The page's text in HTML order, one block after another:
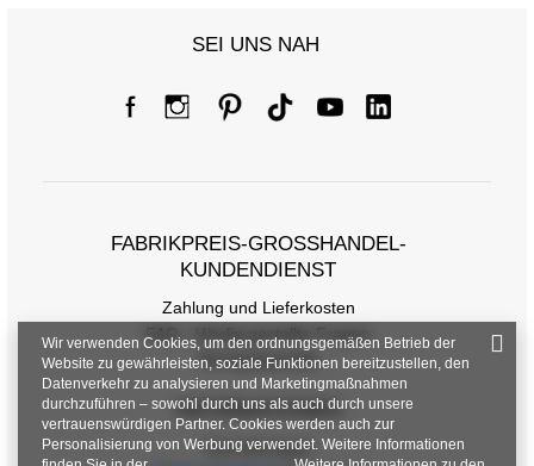
SEI UNS NAH
FABRIKPREIS-GROSSHANDEL-K
UNDENDIENST
Zahlung und Lieferkosten
FAQ - Häufig gestellte Fragen
Rückgabepolitik
INFORMATIONEN
Verordnungen
Wir verwenden Cookies, um den ordnungsgemäßen Betrieb der
Website zu gewährleisten, soziale Funktionen bereitzustellen, den
Datenverkehr zu analysieren und Marketingmaßnahmen
durchzuführen – sowohl durch uns als auch durch unsere
vertrauenswürdigen Partner. Cookies werden auch zur
Personalisierung von Werbung verwendet. Weitere Informationen